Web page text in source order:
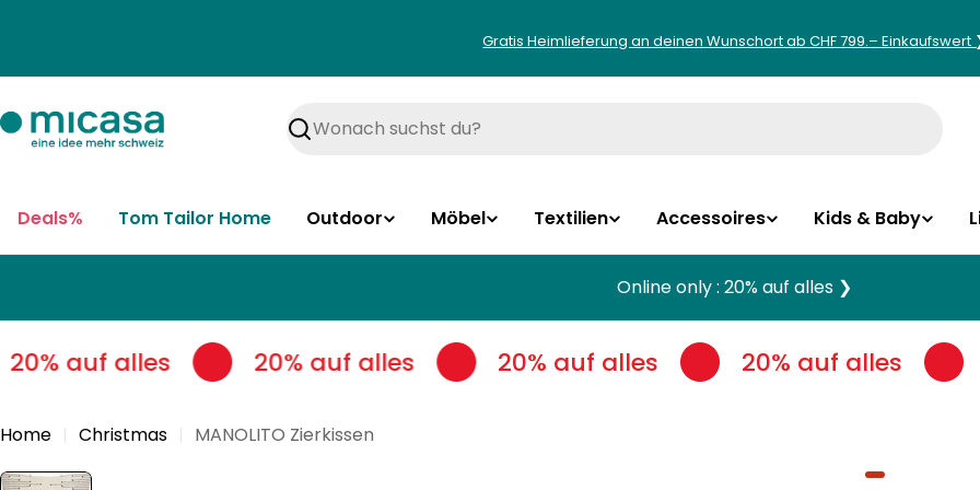
Gratis Heimlieferung an deinen Wunschort ab CHF 799.– Einkaufswert
Suchen
Deals% Tom Tailor Home Outdoor Möbel Textilien Accessoires Kids & Baby
Online only : 20% auf alles ❯
20% auf alles 20% auf alles 20% auf alles 20% auf alles
Home Christmas MANOLITO Zierkissen